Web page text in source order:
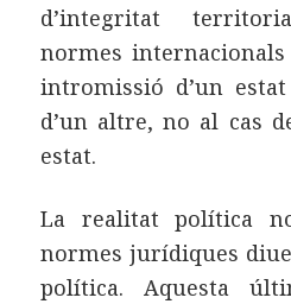
d’integritat
normes
intromissió d’un
d’un altre, no al cas
estat.
La realitat política
normes jurídiques
política. Aquesta